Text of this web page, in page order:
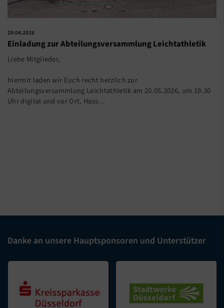
29.04.2026
Einladung zur Abteilungsversammlung Leichtathletik
Liebe Mitglieder,
hiermit laden wir Euch recht herzlich zur
Abteilungsversammlung Leichtathletik am 20.05.2026, um 19.30
Uhr digital und vor Ort, Hass…
Danke an unsere Hauptsponsoren und Unterstützer